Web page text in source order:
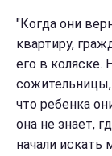
"Когда они
квартиру,
его в коляске.
сожительницы,
что ребенка
она не знает,
начали